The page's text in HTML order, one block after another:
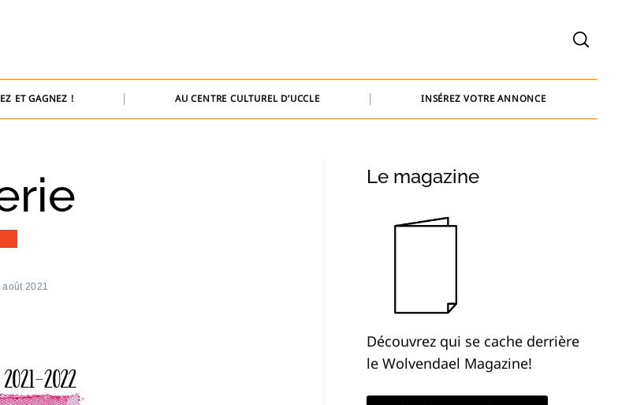
ET GAGNEZ ! AU CENTRE CULTUREL D’UCCLE INSÉREZ VOTRE ANNONCE
welcome@baammedia.be
jennifer@baammedia.be
bernard@baammedia.be
jennifer@baammedia.be
août 2021
Le magazine
Découvrez qui se cache derrière
le Wolvendael Magazine!